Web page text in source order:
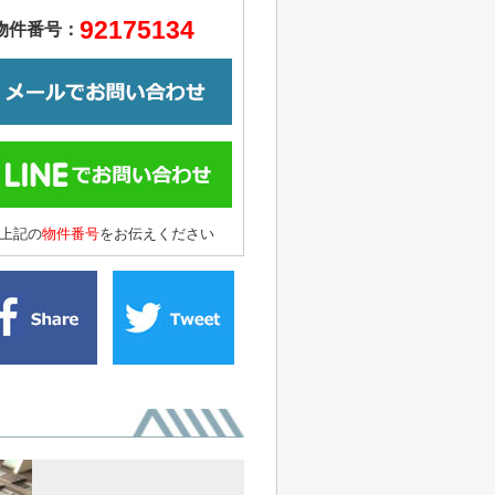
件番号： 92175134
記の物件番号をお伝えください